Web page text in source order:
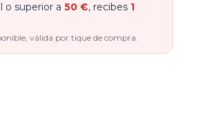
o superior a 50 €, recibes 1
válida por tique de compra.